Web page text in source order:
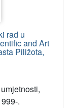
rad u
and Art
Piližota,
.